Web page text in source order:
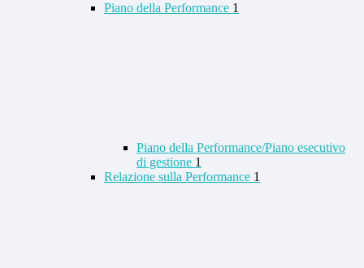
Piano della Performance 1
Piano della Performance/Piano esecutivo
di gestione 1
Relazione sulla Performance 1